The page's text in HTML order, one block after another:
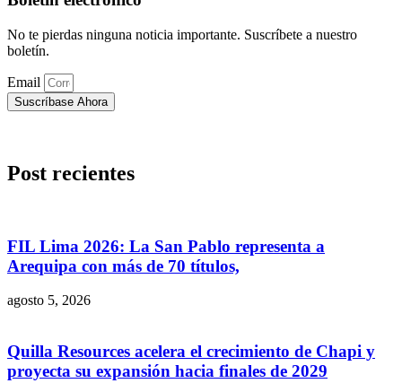
No te pierdas ninguna noticia importante. Suscríbete a nuestro
boletín.
Email
Suscríbase Ahora
Post recientes
FIL Lima 2026: La San Pablo representa a
Arequipa con más de 70 títulos,
agosto 5, 2026
Quilla Resources acelera el crecimiento de Chapi y
proyecta su expansión hacia finales de 2029